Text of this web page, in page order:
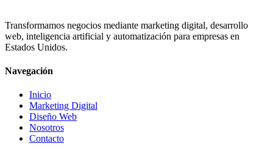
Transformamos negocios mediante marketing digital, desarrollo
web, inteligencia artificial y automatización para empresas en
Estados Unidos.
Navegación
Inicio
Marketing Digital
Diseño Web
Nosotros
Contacto